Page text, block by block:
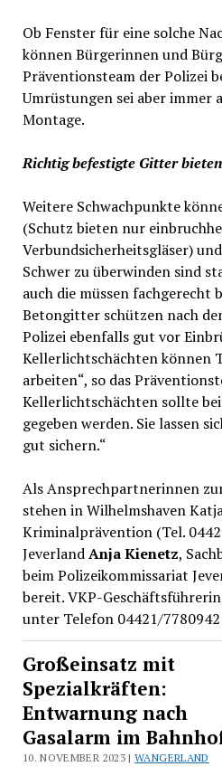
Ob Fenster für eine solche
können Bürgerinnen und
Präventionsteam der Polizei
Umrüstungen sei aber immer
Montage.
Richtig befestigte Gitter
Weitere Schwachpunkte
(Schutz bieten nur
Verbundsicherheitsgläser)
Schwer zu überwinden sind
auch die müssen fachgerecht
Betongitter schützen nach
Polizei ebenfalls gut vor
Kellerlichtschächten können
arbeiten“, so das
Kellerlichtschächten sollte
gegeben werden. Sie lassen
gut sichern.“
Als Ansprechpartnerinnen
stehen in Wilhelmshaven
Kriminalprävention (Tel.
JeverlandAnja Kienetz,
beim Polizeikommissariat
bereit. VKP-Geschäftsführerin
unter Telefon 04421/
Großeinsatz mit
Spezialkräften:
Entwarnung nach
Gasalarm im
10. NOVEMBER 2023 |WANGERLAND